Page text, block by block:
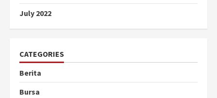
July 2022
CATEGORIES
Berita
Bursa